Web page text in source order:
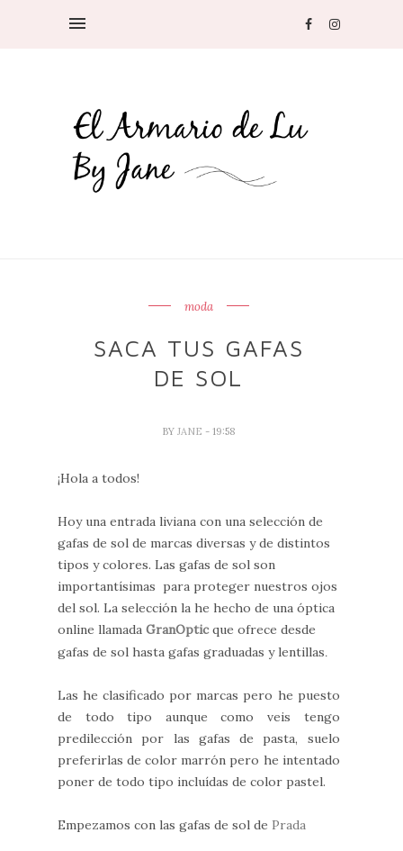
moda
SACA TUS GAFAS
DE SOL
BY JANE - 19:58
¡Hola a todos!
Hoy una entrada liviana con una selección de
gafas de sol de marcas diversas y de distintos
tipos y colores. Las gafas de sol son
importantísimas para proteger nuestros ojos
del sol. La selección la he hecho de una óptica
online llamada GranOpticque ofrece desde
gafas de sol hasta gafas graduadas y lentillas.
Las he clasificado por marcas pero he puesto
de todo tipo aunque como veis tengo
predilección por las gafas de pasta, suelo
preferirlas de color marrón pero he intentado
poner de todo tipo incluídas de color pastel.
Empezamos con las gafas de sol de Prada